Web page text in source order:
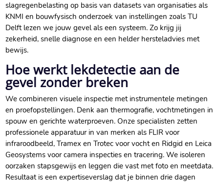
slagregenbelasting op basis van datasets van organisaties als
KNMI en bouwfysisch onderzoek van instellingen zoals TU
Delft lezen we jouw gevel als een systeem.​ Zo krijg jij
zekerheid, snelle diagnose en een helder hersteladvies met
bewijs.​
Hoe werkt lekdetectie aan de
gevel zonder breken
We combineren visuele inspectie met instrumentele metingen
en proefopstellingen.​ Denk aan thermografie, vochtmetingen in
spouw en gerichte waterproeven.​ Onze specialisten zetten
professionele apparatuur in van merken als FLIR voor
infraroodbeeld, Tramex en Trotec voor vocht en Ridgid en Leica
Geosystems voor camera inspecties en tracering.​ We isoleren
oorzaken stapsgewijs en leggen die vast met foto en meetdata.​
Resultaat is een expertiseverslag dat je binnen drie dagen